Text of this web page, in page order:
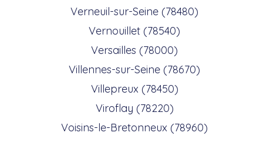
Verneuil-sur-Seine (78480)
Vernouillet (78540)
Versailles (78000)
Villennes-sur-Seine (78670)
Villepreux (78450)
Viroflay (78220)
Voisins-le-Bretonneux (78960)